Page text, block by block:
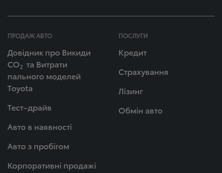
ПРОДАЖ АВТО
Довідник про Викиди
СО2 та Витрати
пального моделей
Toyota
Тест–драйв
Авто в наявності
Авто з пробігом
Корпоративні продажі
ПОСЛУГИ
Кредит
Страхування
Лізинг
Обмін авто